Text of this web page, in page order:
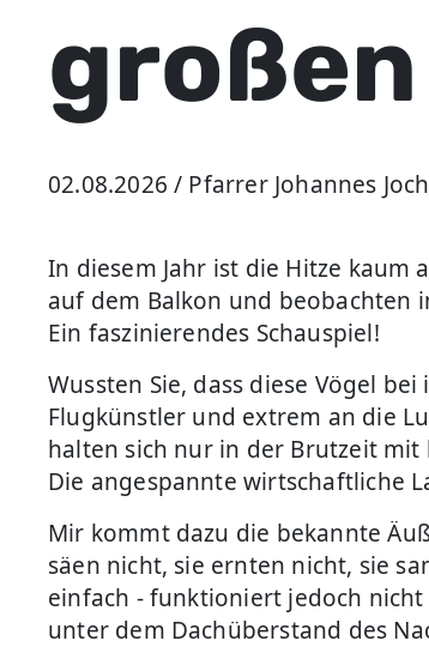
02.08.2026 / Pfarrer Johannes
In diesem Jahr ist die Hitze kaum
auf dem Balkon und beobachten
Ein faszinierendes Schauspiel!
Wussten Sie, dass diese Vögel
Flugkünstler und extrem an die
halten sich nur in der Brutzeit mit
Die angespannte wirtschaftliche
Mir kommt dazu die bekannte
säen nicht, sie ernten nicht, sie
einfach - funktioniert jedoch nicht
unter dem Dachüberstand des